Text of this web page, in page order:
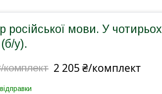
російської мови. У чотирьох
у).
2 205 ₴/комплект